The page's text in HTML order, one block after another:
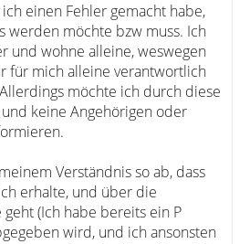
einen Fehler gemacht habe,
werden möchte bzw muss. Ich
und wohne alleine, weswegen
für mich alleine verantwortlich
möchte ich durch diese
keine Angehörigen oder
Verständnis so ab, dass
erhalte, und über die
(Ich habe bereits ein P
wird, und ich ansonsten